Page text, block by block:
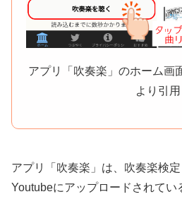
アプリ「吹奏楽」のホーム画
より引用
アプリ「吹奏楽」は、吹奏楽検
Youtubeにアップロードされてい